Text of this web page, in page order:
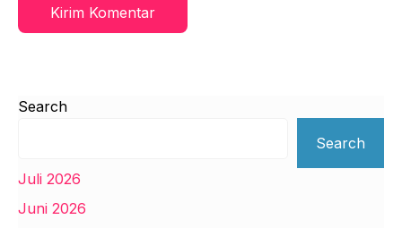
Search
Search
Juli 2026
Juni 2026